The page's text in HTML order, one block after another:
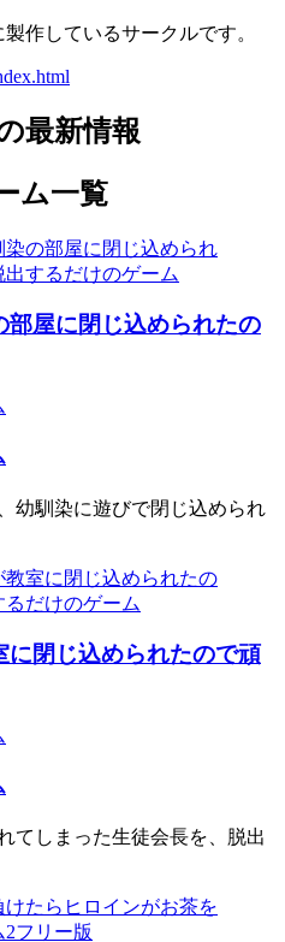
作しているサークルです。
最新情報
ム一覧
部屋に閉じ込められたの
幼馴染に遊びで閉じ込められ
に閉じ込められたので頑
てしまった生徒会長を、脱出